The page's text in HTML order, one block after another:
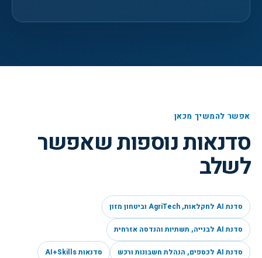
אפשר להמשיך מכאן
סדנאות נוספות שאפשר
לשלב
סדנת AI לחקלאות, AgriTech וביטחון מזון
סדנת AI לבנייה, תשתיות והנדסה אזרחית
סדנת AI לכספים, הנהלת חשבונות ורכש סדנאות AI+Skills